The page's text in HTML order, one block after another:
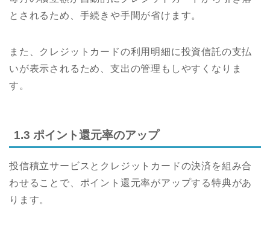
とされるため、手続きや手間が省けます。
また、クレジットカードの利用明細に投資信託の支払
いが表示されるため、支出の管理もしやすくなりま
す。
1.3 ポイント還元率のアップ
投信積立サービスとクレジットカードの決済を組み合
わせることで、ポイント還元率がアップする特典があ
ります。